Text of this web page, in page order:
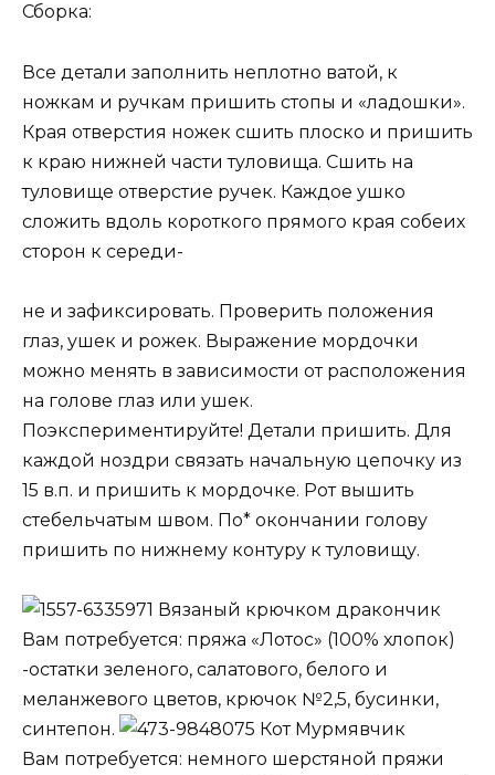
Сборка:
Все детали заполнить неплотно ватой, к
ножкам и ручкам пришить стопы и «ладошки».
Края отверстия ножек сшить плоско и пришить
к краю нижней части туловища. Сшить на
туловище отверстие ручек. Каждое ушко
сложить вдоль короткого прямого края собеих
сторон к середи-
не и зафиксировать. Проверить положения
глаз, ушек и рожек. Выражение мордочки
можно менять в зависимости от расположения
на голове глаз или ушек.
Поэкспериментируйте! Детали пришить. Для
каждой ноздри связать начальную цепочку из
15 в.п. и пришить к мордочке. Рот вышить
стебельчатым швом. По* окончании голову
пришить по нижнему контуру к туловищу.
Вязаный крючком дракончик
Вам потребуется: пряжа «Лотос» (100% хлопок)
-остатки зеленого, салатового, белого и
меланжевого цветов, крючок №2,5, бусинки,
синтепон.
Кот Мурмявчик
Вам потребуется: немного шерстяной пряжи